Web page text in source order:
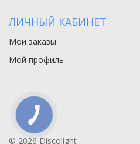
ЛИЧНЫЙ КАБИНЕТ
Мои заказы
Мой профиль
© 2026 Discolight